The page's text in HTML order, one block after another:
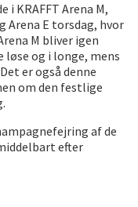
KRAFFT Arena M,
Arena E torsdag, hvor
M bliver igen
løse og i longe, mens
er også denne
om den festlige
af de
efter